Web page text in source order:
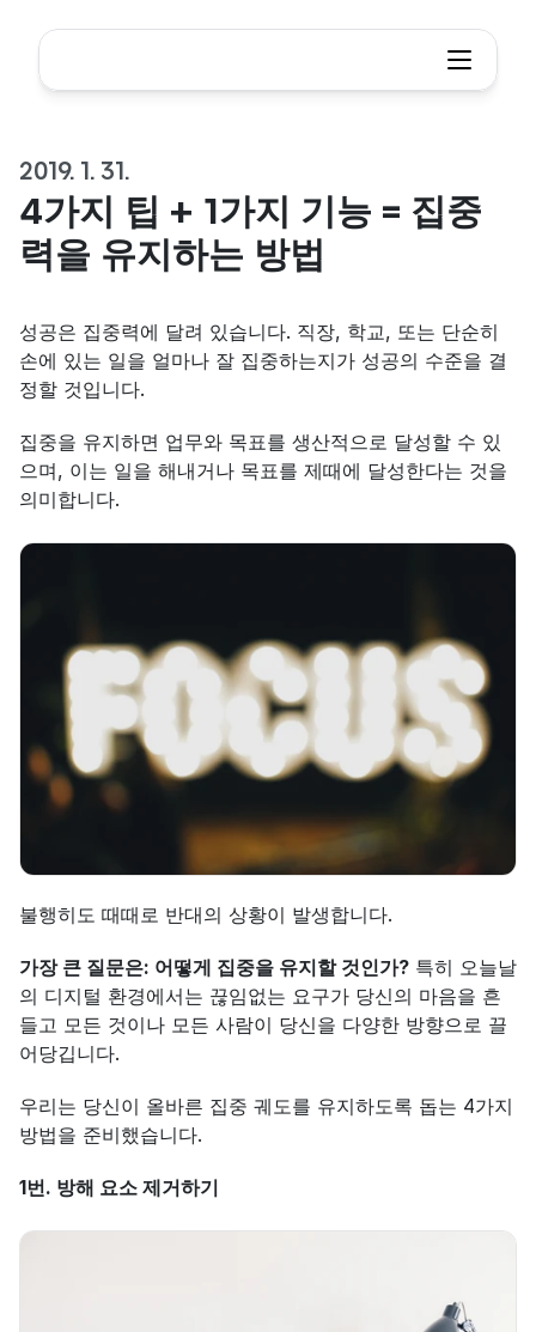
2019. 1. 31.
4가지 팁 + 1가지 기능 = 집중
력을 유지하는 방법
성공은 집중력에 달려 있습니다. 직장, 학교, 또는 단순히
손에 있는 일을 얼마나 잘 집중하는지가 성공의 수준을 결
정할 것입니다.
집중을 유지하면 업무와 목표를 생산적으로 달성할 수 있
으며, 이는 일을 해내거나 목표를 제때에 달성한다는 것을
의미합니다.
불행히도 때때로 반대의 상황이 발생합니다.
가장 큰 질문은: 어떻게 집중을 유지할 것인가? 특히 오늘날
의 디지털 환경에서는 끊임없는 요구가 당신의 마음을 흔
들고 모든 것이나 모든 사람이 당신을 다양한 방향으로 끌
어당깁니다.
우리는 당신이 올바른 집중 궤도를 유지하도록 돕는 4가지
방법을 준비했습니다.
1번. 방해 요소 제거하기